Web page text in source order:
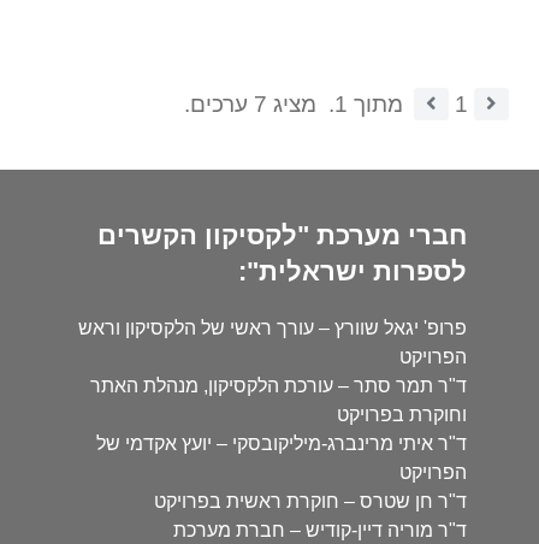
1 מתוך 1. מציג 7 ערכים.
חברי מערכת "לקסיקון הקשרים
לספרות ישראלית":
פרופ' יגאל שוורץ – עורך ראשי של הלקסיקון וראש
הפרויקט
ד"ר תמר סתר – עורכת הלקסיקון, מנהלת האתר
וחוקרת בפרויקט
ד"ר איתי מרינברג-מיליקובסקי – יועץ אקדמי של
הפרויקט
ד"ר חן שטרס – חוקרת ראשית בפרויקט
ד"ר מוריה דיין-קודיש – חברת מערכת